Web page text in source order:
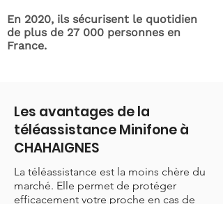
En 2020, ils sécurisent le quotidien
de plus de 27 000 personnes en
France.
Les avantages de la
téléassistance Minifone à
CHAHAIGNES
La téléassistance est la moins chère du
marché. Elle permet de protéger
efficacement votre proche en cas de